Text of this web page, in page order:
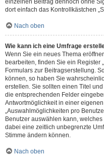
einzelnen Beitrag dennoch ohne
dort einfach das Kontrollkästchen
Nach oben
Wie kann ich eine Umfrage
Wenn Sie ein neues Thema
bearbeiten, finden Sie ein Register
Formulars zur Beitragserstellung.
können, so haben Sie
erstellen. Sie sollten einen Titel
die entsprechenden Felder
Antwortmöglichkeit in einer
„Auswahlmöglichkeiten pro
Benutzer auswählen kann,
dabei eine zeitlich unbegrenzte
Stimme ändern können.
Nach oben